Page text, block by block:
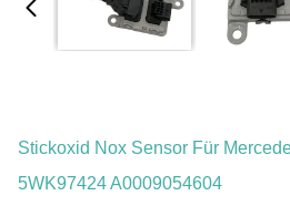
Stickoxid Nox Sensor Für
5WK97424 A0009054604